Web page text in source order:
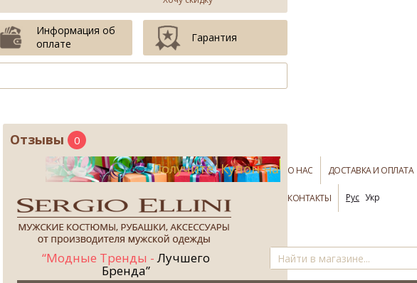
Информация об
оплате
Гарантия
Отзывы 0
Получите Купон на
СКИДКУ
+
Рубашку+Галстук
в ПОДАРОК!
О НАС ДОСТАВКА И ОПЛАТА
КОНТАКТЫ Рус Укр
“Модные Тренды -Лучшего
Бренда”